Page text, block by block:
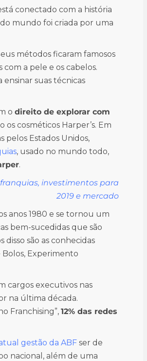
conectado com a história
mundo foi criada por uma
métodos ficaram famosos
a pele e os cabelos.
suas técnicas
o direito de explorar com
os cosméticos Harper’s. Em
pelos Estados Unidos,
, usado no mundo todo,
.
investimentos para
2019 e mercado
anos 1980 e se tornou um
bem-sucedidas que são
disso são as conhecidas
Bolos, Experimento
cargos executivos nas
na última década.
Franchising”, 12% das redes
gestão da ABF ser de
nacional, além de uma